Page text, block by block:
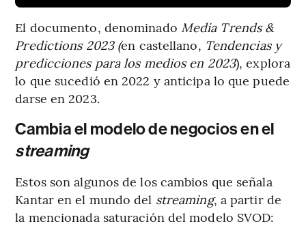
El documento, denominado Media Trends &
Predictions 2023 (en castellano, Tendencias y
predicciones para los medios en 2023), explora
lo que sucedió en 2022 y anticipa lo que puede
darse en 2023.
Cambia el modelo de negocios en el
streaming
Estos son algunos de los cambios que señala
Kantar en el mundo del streaming, a partir de
la mencionada saturación del modelo SVOD: